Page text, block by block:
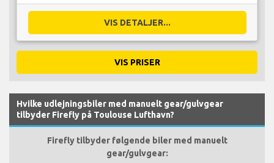
VIS DETALJER...
VIS PRISER
Hvilke udlejningsbiler med manuelt gear/gulvgear
tilbyder Firefly på Toulouse Lufthavn?
Firefly tilbyder følgende biler med manuelt
gear/gulvgear: